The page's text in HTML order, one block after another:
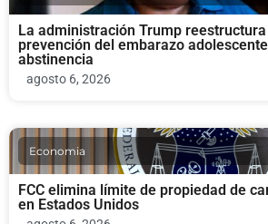
La administración Trump
prevención del embarazo
abstinencia
agosto 6, 2026
Economia
FCC elimina límite de propiedad de
en Estados Unidos